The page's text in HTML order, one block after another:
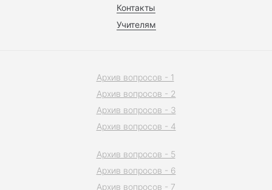
Контакты
Учителям
Архив вопросов - 1
Архив вопросов - 2
Архив вопросов - 3
Архив вопросов - 4
Архив вопросов - 5
Архив вопросов - 6
Архив вопросов - 7